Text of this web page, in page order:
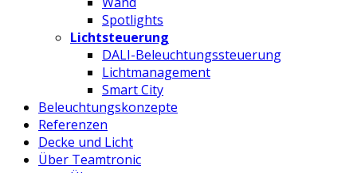
Spotlights
Lichtsteuerung
DALI-Beleuchtungssteuerung
Lichtmanagement
Smart City
Beleuchtungskonzepte
Referenzen
Decke und Licht
Über Teamtronic